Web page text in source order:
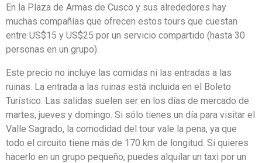
En la Plaza de Armas de Cusco y sus alrededores hay
muchas compañías que ofrecen estos tours que cuestan
entre US$15 y US$25 por un servicio compartido (hasta 30
personas en un grupo).
Este precio no incluye las comidas ni las entradas a las
ruinas. La entrada a las ruinas está incluida en el Boleto
Turístico. Las salidas suelen ser en los días de mercado de
martes, jueves y domingo. Si sólo tienes un día para visitar el
Valle Sagrado, la comodidad del tour vale la pena, ya que
todo el circuito tiene más de 170 km de longitud. Si quieres
hacerlo en un grupo pequeño, puedes alquilar un taxi por un